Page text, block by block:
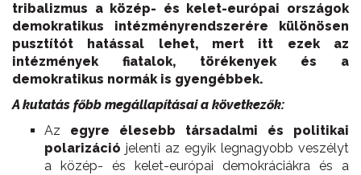
tribalizmus a közép- és kelet-európai országok
demokratikus intézményrendszerére különösen
pusztítót hatással lehet, mert itt ezek az
intézmények fiatalok, törékenyek és a
demokratikus normák is gyengébbek.
A kutatás főbb megállapításai a következők:
Az egyre élesebb társadalmi és politikai
polarizáció jelenti az egyik legnagyobb veszélyt
a közép- és kelet-európai demokráciákra és a